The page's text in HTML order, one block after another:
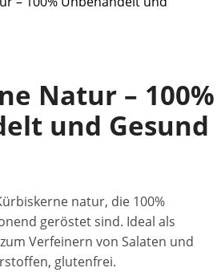
Natur – 100%
und Gesund
natur, die 100%
geröstet sind. Ideal als
Verfeinern von Salaten und
glutenfrei.